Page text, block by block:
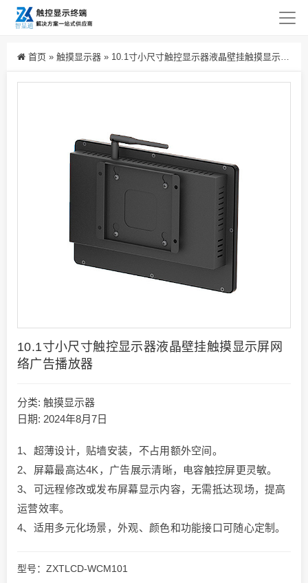
首页 » 触摸显示器 » 10.1寸小尺寸触控显示器液晶壁挂触摸显示屏网络广告播放器
10.1寸小尺寸触控显示器液晶壁挂触摸显示屏网
络广告播放器
分类: 触摸显示器
日期: 2024年8月7日
1、超薄设计，贴墙安装，不占用额外空间。
2、屏幕最高达4K，广告展示清晰，电容触控屏更灵敏。
3、可远程修改或发布屏幕显示内容，无需抵达现场，提高
运营效率。
4、适用多元化场景，外观、颜色和功能接口可随心定制。
型号：ZXTLCD-WCM101